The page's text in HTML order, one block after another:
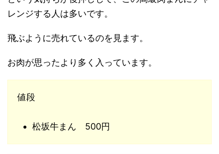
レンジする人は多いです。
飛ぶように売れているのを見ます。
お肉が思ったより多く入っています。
値段
松坂牛まん 500円